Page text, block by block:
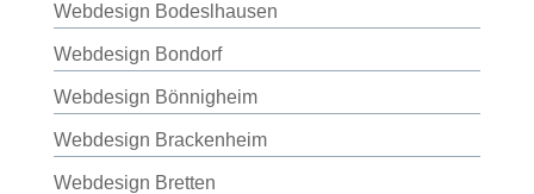
Webdesign Bodeslhausen
Webdesign Bondorf
Webdesign Bönnigheim
Webdesign Brackenheim
Webdesign Bretten